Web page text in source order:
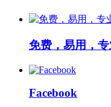
免费，易用，
Facebook